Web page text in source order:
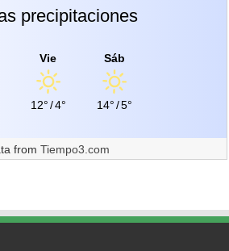
precipitaciones
Vie
12°/4°
Sáb
14°/5°
fromTiempo3.com